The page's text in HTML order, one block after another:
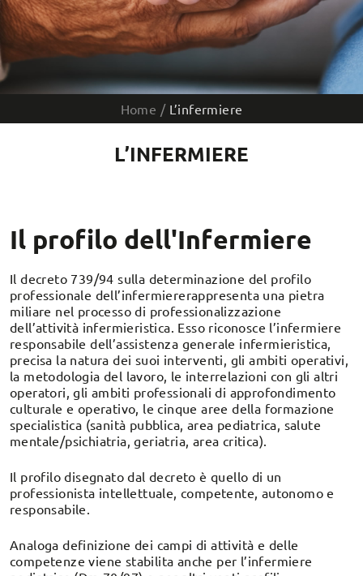
Home / L’infermiere
L’INFERMIERE
Il profilo dell'Infermiere
Il decreto 739/94 sulla determinazione del profilo
professionale dell’infermiererappresenta una pietra
miliare nel processo di professionalizzazione
dell’attività infermieristica. Esso riconosce l’infermiere
responsabile dell’assistenza generale infermieristica,
precisa la natura dei suoi interventi, gli ambiti operativi,
la metodologia del lavoro, le interrelazioni con gli altri
operatori, gli ambiti professionali di approfondimento
culturale e operativo, le cinque aree della formazione
specialistica (sanità pubblica, area pediatrica, salute
mentale/psichiatria, geriatria, area critica).
Il profilo disegnato dal decreto è quello di un
professionista intellettuale, competente, autonomo e
responsabile.
Analoga definizione dei campi di attività e delle
competenze viene stabilita anche per l’infermiere